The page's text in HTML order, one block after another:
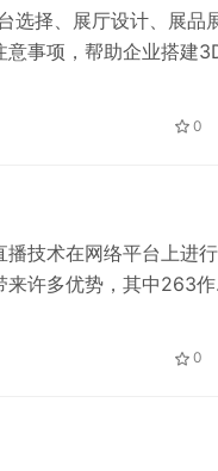
选择、展厅设计、展品
事项，帮助企业搭建
0
技术在网络平台上进
许多优势，其中263作
0